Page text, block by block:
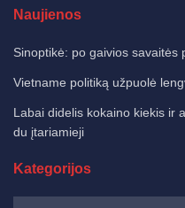
Naujienos
Sinoptikė: po gaivios savaitės
Vietname politiką užpuolė
Labai didelis kokaino kiekis ir
du įtariamieji
Kategorijos